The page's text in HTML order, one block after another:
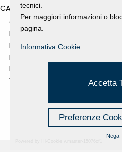
CATEGORIES
GALLERY
MOSTRE E EVENTI
NEWS
PROGETTI SOSTENUTI
RASSEGNA STAMPA
VIDEO
tecnici.
Per maggiori informazioni o
pagina.
Informativa Cookie
Accetta
Preferenze
Nega